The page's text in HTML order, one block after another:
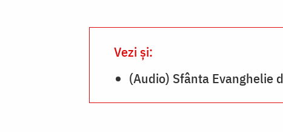
Vezi și:
(Audio) Sfânta Evanghelie